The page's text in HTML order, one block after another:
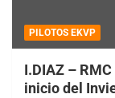
PILOTOS EKVP
I.DIAZ – RMC
inicio del